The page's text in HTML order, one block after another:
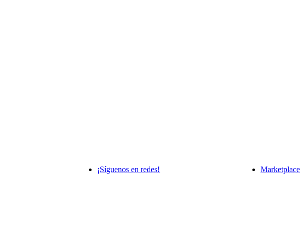
¡Síguenos en redes! Marketplace